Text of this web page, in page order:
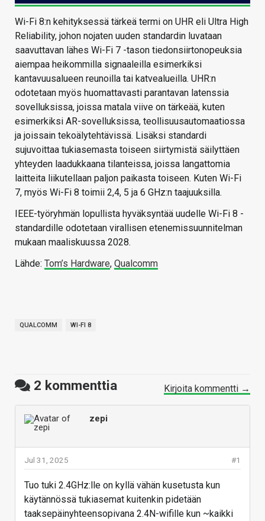
Wi-Fi 8:n kehityksessä tärkeä termi on UHR eli Ultra High
Reliability, johon nojaten uuden standardin luvataan
saavuttavan lähes Wi-Fi 7 -tason tiedonsiirtonopeuksia
aiempaa heikommilla signaaleilla esimerkiksi
kantavuusalueen reunoilla tai katvealueilla. UHR:n
odotetaan myös huomattavasti parantavan latenssia
sovelluksissa, joissa matala viive on tärkeää, kuten
esimerkiksi AR-sovelluksissa, teollisuusautomaatiossa
ja joissain tekoälytehtävissä. Lisäksi standardi
sujuvoittaa tukiasemasta toiseen siirtymistä säilyttäen
yhteyden laadukkaana tilanteissa, joissa langattomia
laitteita liikutellaan paljon paikasta toiseen. Kuten Wi-Fi
7, myös Wi-Fi 8 toimii 2,4, 5 ja 6 GHz:n taajuuksilla.
IEEE-työryhmän lopullista hyväksyntää uudelle Wi-Fi 8 -
standardille odotetaan virallisen etenemissuunnitelman
mukaan maaliskuussa 2028.
Lähde: Tom’s Hardware, Qualcomm
QUALCOMM WI-FI 8
2 kommenttia Kirjoita kommentti →
zepi
#1
Jul 31, 2025
Tuo tuki 2.4GHz:lle on kyllä vähän kusetusta kun
käytännössä tukiasemat kuitenkin pidetään
taaksepäinyhteensopivana 2.4N-wifille kun ~kaikki